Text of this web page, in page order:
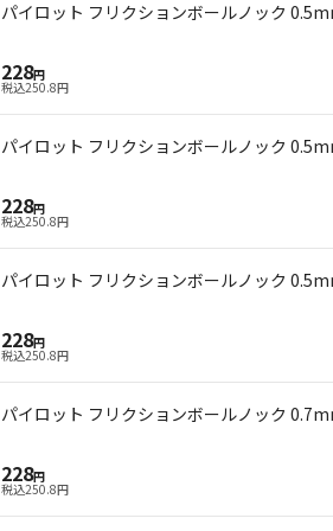
パイロット フリクションボールノック
228円
税込250.8円
パイロット フリクションボールノック
228円
税込250.8円
パイロット フリクションボールノック
228円
税込250.8円
パイロット フリクションボールノック
228円
税込250.8円